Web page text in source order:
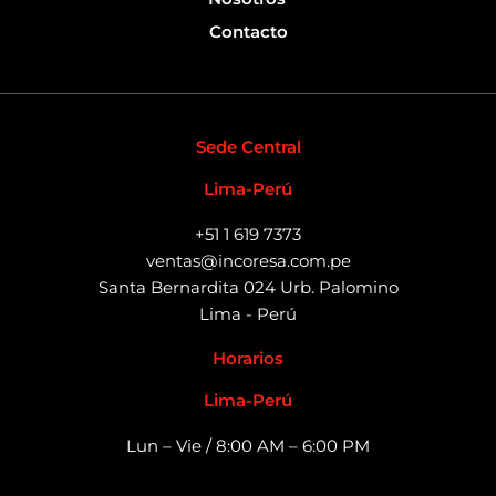
Contacto
Sede Central
Lima-Perú
+51 1 619 7373
ventas@incoresa.com.pe
Santa Bernardita 024 Urb. Palomino
Lima - Perú
Horarios
Lima-Perú
Lun – Vie / 8:00 AM – 6:00 PM